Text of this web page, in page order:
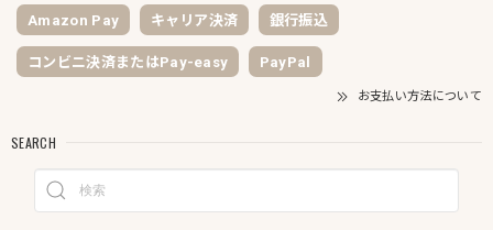
Amazon Pay キャリア決済 銀行振込
コンビニ決済またはPay-easy PayPal
お支払い方法について
SEARCH